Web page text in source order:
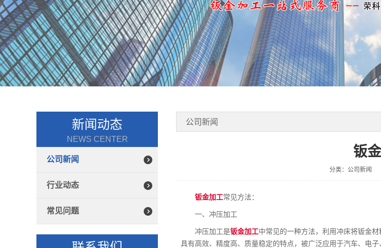
新闻动态
NEWS CENTER
公司新闻
行业动态
常见问题
公司新闻
钣
分类：公司新闻
钣金加工常见方法：
一、冲压加工
冲压加工是钣金加工中常见的一种方法，利用冲床将钣金
具有高效、精度高、质量稳定的特点，被广泛应用于汽车、电子